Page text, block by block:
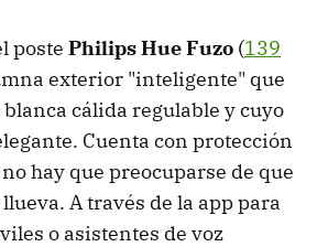
poste Philips Hue Fuzo (139
exterior "inteligente" que
cálida regulable y cuyo
Cuenta con protección
hay que preocuparse de que
A través de la app para
o asistentes de voz